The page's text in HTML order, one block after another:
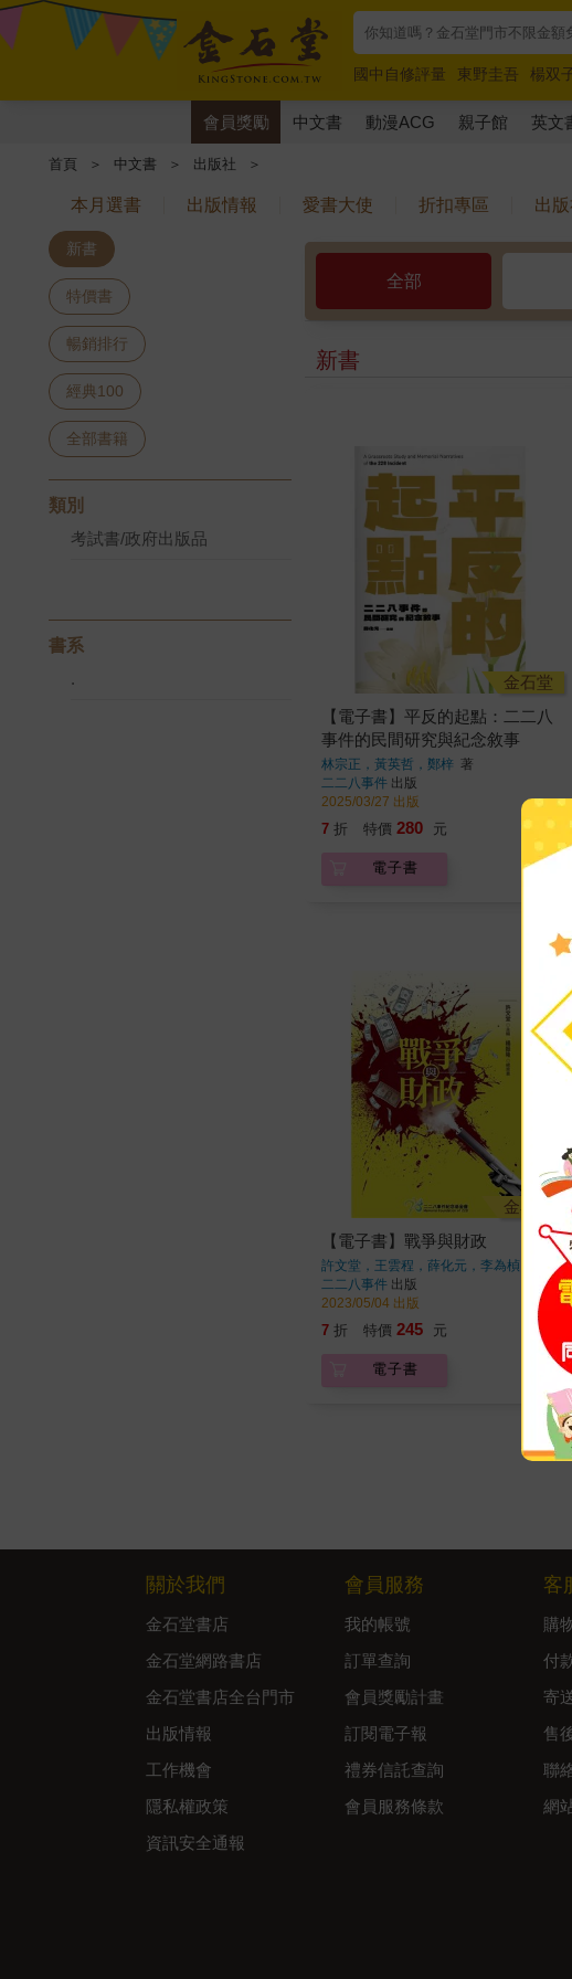
國中自修評量 東野圭吾 楊双
唯紅花綻放
奧德賽 路邊攤新
會員獎勵 中文書 動漫ACG 親子館 英文
首頁 ＞ 中文書 ＞ 出版社 ＞
本月選書 出版情報 愛書大使 折扣專區 出
新書
特價書
暢銷排行
經典100
全部書籍
類別
考試書/政府出版品
書系
.
全部
新書
金石堂
【電子書】平反的起點：二二八
事件的民間研究與紀念敘事
林宗正，黃英哲，鄭梓 著
二二八事件 出版
2025/03/27 出版
7 折 特價 280 元
電子書
金石堂
【電子書】戰爭與財政
許文堂，王雲程，薛化元，李為楨
二二八事件 出版
2023/05/04 出版
7 折 特價 245 元
電子書
關於我們
金石堂書店
金石堂網路書店
金石堂書店全台門市
出版情報
工作機會
隱私權政策
資訊安全通報
會員服務
我的帳號
訂單查詢
會員獎勵計畫
訂閱電子報
禮券信託查詢
會員服務條款
客
購
付
寄
售
聯
網